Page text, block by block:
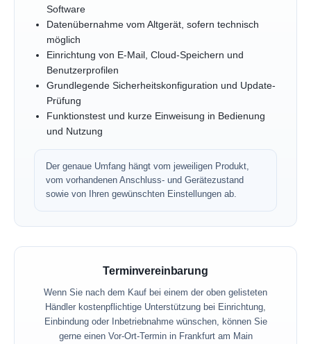
Software
Datenübernahme vom Altgerät, sofern technisch
möglich
Einrichtung von E-Mail, Cloud-Speichern und
Benutzerprofilen
Grundlegende Sicherheitskonfiguration und Update-
Prüfung
Funktionstest und kurze Einweisung in Bedienung
und Nutzung
Der genaue Umfang hängt vom jeweiligen Produkt,
vom vorhandenen Anschluss- und Gerätezustand
sowie von Ihren gewünschten Einstellungen ab.
Terminvereinbarung
Wenn Sie nach dem Kauf bei einem der oben gelisteten
Händler kostenpflichtige Unterstützung bei Einrichtung,
Einbindung oder Inbetriebnahme wünschen, können Sie
gerne einen Vor-Ort-Termin in Frankfurt am Main